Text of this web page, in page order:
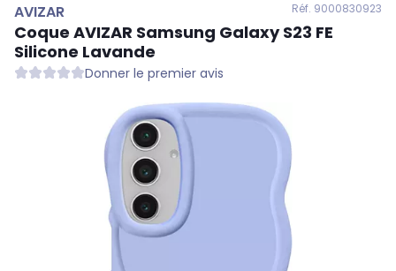
AVIZAR Réf. 9000830923
Coque AVIZAR Samsung Galaxy S23 FE
Silicone Lavande
Donner le premier avis